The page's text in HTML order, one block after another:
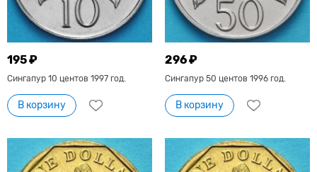
195 ₽
Сингапур 10 центов 1997 год.
В корзину
296 ₽
Сингапур 50 центов 1996 год.
В корзину